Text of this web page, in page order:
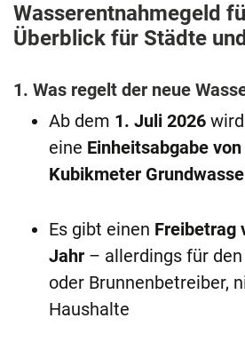
Wasserentnahmegeld
Überblick für Städte
1. Was regelt der neue
Ab dem 1. Juli 2026
eine Einheitsabgabe
Kubikmeter
Es gibt einen Freibetrag
Jahr – allerdings für
oder Brunnenbetreiber,
Haushalte